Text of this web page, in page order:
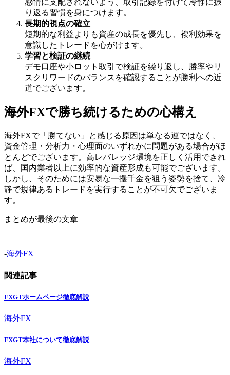
り返る習慣を身につけます。
長期的視点の確立
短期的な利益よりも資産の成長を優先し、複利効果を
意識したトレードを心がけます。
学習と検証の継続
デモ口座や小ロット取引で検証を繰り返し、勝率やリ
スクリワードのバランスを確認することが勝利への近
道でございます。
海外FXで勝ち続けるための心構え
海外FXで「勝てない」と感じる原因は単なる運ではなく、
資金管理・分析力・心理面のいずれかに問題がある場合がほ
とんどでございます。高レバレッジ環境を正しく活用できれ
ば、国内業者以上に効率的な資産形成も可能でございます。
しかし、そのためには安易な一攫千金を狙う姿勢を捨て、冷
静で規律あるトレードを実行することが不可欠でございま
す。
まとめが最後の文章
-海外FX
関連記事
FXGTホームページ徹底解説
海外FX
FXGT本社について徹底解説
海外FX